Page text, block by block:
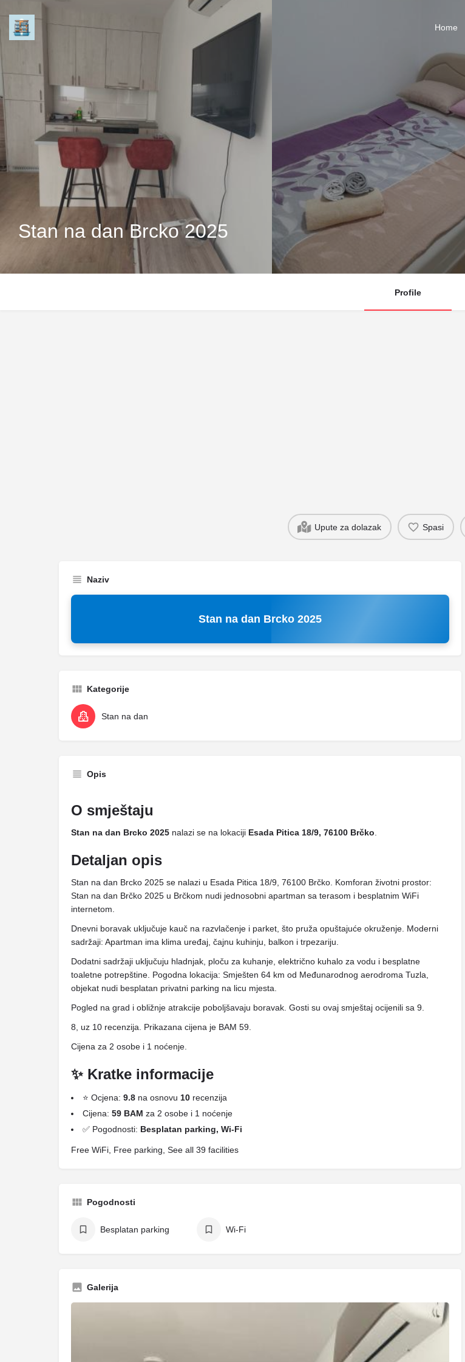
Home
Stan na dan Brcko 2025
Profile
Upute za dolazak Spasi
Naziv
Stan na dan Brcko 2025
Kategorije
Stan na dan
Opis
O smještaju
Stan na dan Brcko 2025 nalazi se na lokaciji Esada Pitica 18/9, 76100 Brčko
Detaljan opis
Stan na dan Brcko 2025 se nalazi u Esada Pitica 18/9, 76100 Brčko. Komforan životni prostor:
Stan na dan Brčko 2025 u Brčkom nudi jednosobni apartman sa terasom i besplatnim WiFi
internetom.
Dnevni boravak uključuje kauč na razvlačenje i parket, što pruža opuštajuće okruženje. Moderni
sadržaji: Apartman ima klima uređaj, čajnu kuhinju, balkon i trpezariju.
Dodatni sadržaji uključuju hladnjak, ploču za kuhanje, električno kuhalo za vodu i besplatne
toaletne potrepštine. Pogodna lokacija: Smješten 64 km od Međunarodnog aerodroma Tuzla,
objekat nudi besplatan privatni parking na licu mjesta.
Pogled na grad i obližnje atrakcije poboljšavaju boravak. Gosti su ovaj smještaj ocijenili sa 9.
8, uz 10 recenzija. Prikazana cijena je BAM 59.
Cijena za 2 osobe i 1 noćenje.
✨ Kratke informacije
⭐ Ocjena: 9.8 na osnovu 10 recenzija
Cijena: 59 BAM za 2 osobe i 1 noćenje
✅ Pogodnosti: Besplatan parking, Wi-Fi
Free WiFi, Free parking, See all 39 facilities
Pogodnosti
Besplatan parking Wi-Fi
Galerija